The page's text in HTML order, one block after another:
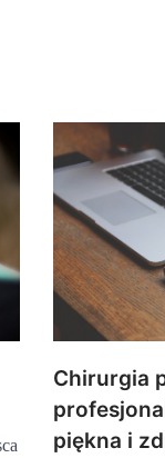
Chirurgia
piękna i